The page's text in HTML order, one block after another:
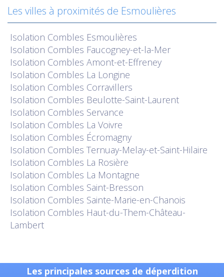
Les villes à proximités de Esmoulières
Isolation Combles Esmoulières
Isolation Combles Faucogney-et-la-Mer
Isolation Combles Amont-et-Effreney
Isolation Combles La Longine
Isolation Combles Corravillers
Isolation Combles Beulotte-Saint-Laurent
Isolation Combles Servance
Isolation Combles La Voivre
Isolation Combles Écromagny
Isolation Combles Ternuay-Melay-et-Saint-Hilaire
Isolation Combles La Rosière
Isolation Combles La Montagne
Isolation Combles Saint-Bresson
Isolation Combles Sainte-Marie-en-Chanois
Isolation Combles Haut-du-Them-Château-
Lambert
Les principales sources de déperdition